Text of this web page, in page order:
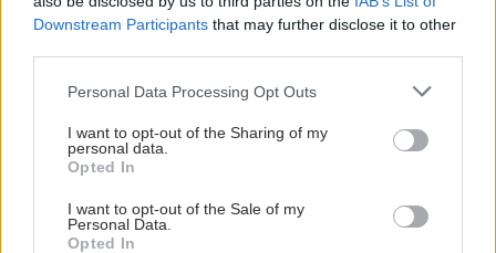
Downstream Participants that may further disclose it to other
Please note that this website/app uses one or more Google
not limited to your visit or usage behaviour. You may click to
grant or deny consent to Google and its third-party tags to
use your data for below specified purposes in below Google
consent section.
Personal Data Processing Opt Outs
I want to opt-out of the Sharing of my
personal data.
Opted In
I want to opt-out of the Sale of my
Personal Data.
Opted In
προσθέτει 13 χρόνια χωρίς άνοια [μελέτη]